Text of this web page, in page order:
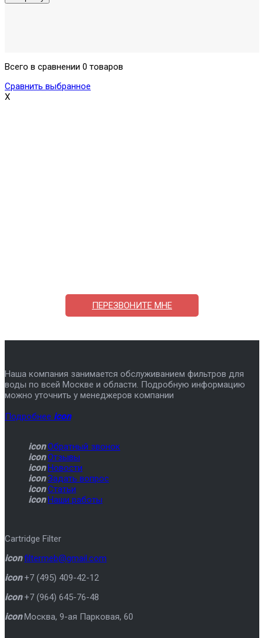
Всего в сравнении 0 товаров
Сравнить выбранное
X
ПЕРЕЗВОНИТЕ МНЕ
Наша компания занимается обслуживанием фильтров для
воды по всей Москве и области. Подробную информацию
можно уточнить у менеджеров компании
Подробнее icon
icon Обратный звонок
icon Отзывы
icon Новости
icon Задать вопрос
icon Статьи
icon Наши работы
Cartridge Filter
icon filtermeb@gmail.com
icon +7 (495) 409-42-12
icon +7 (964) 645-76-48
icon Москва, 9-ая Парковая, 60